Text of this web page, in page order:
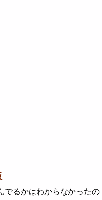
でるかはわからなかったの